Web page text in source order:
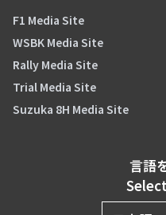
F1 Media Site
WSBK Media Site
Rally Media Site
Trial Media Site
Suzuka 8H Media Site
言語